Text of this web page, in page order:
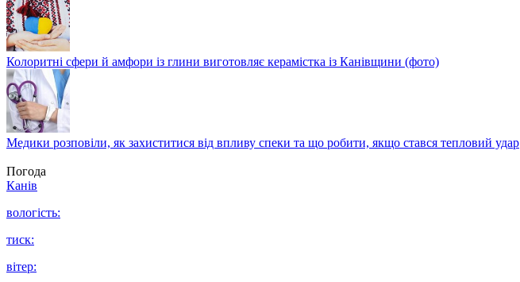
Колоритні сфери й амфори із глини виготовляє керамістка із Канівщини (фото)
Медики розповіли, як захиститися від впливу спеки та що робити, якщо стався тепловий удар
Погода
Канів
вологість:
тиск:
вітер: